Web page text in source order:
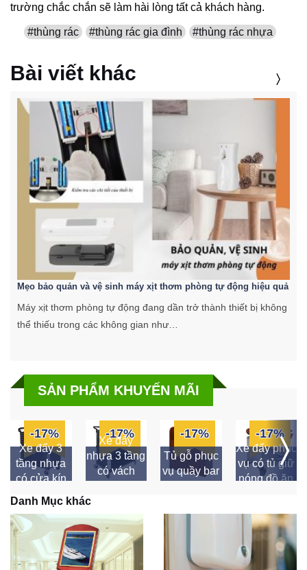
trường chắc chắn sẽ làm hài lòng tất cả khách hàng.
#thùng rác #thùng rác gia đình #thùng rác nhựa
Bài viết khác
Mẹo bảo quản và vệ sinh máy xịt thơm phòng tự động hiệu quả
Máy xịt thơm phòng tự động đang dần trở thành thiết bị không
thể thiếu trong các không gian như…
SẢN PHẨM KHUYẾN MÃI
-17%
Xe đẩy 3
tầng nhựa
có cửa kín
-17%
Xe đẩy
nhựa 3 tầng
có vách
-17%
Tủ gỗ phục
vụ quầy bar
-17%
Xe đẩy phục
vụ có tủ giữ
nóng đồ ăn
Danh Mục khác